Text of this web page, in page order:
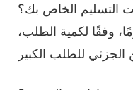
التسليم الخاص بك؟
عام في غضون 30 يومًا، وفقًا لكمية الطلب،